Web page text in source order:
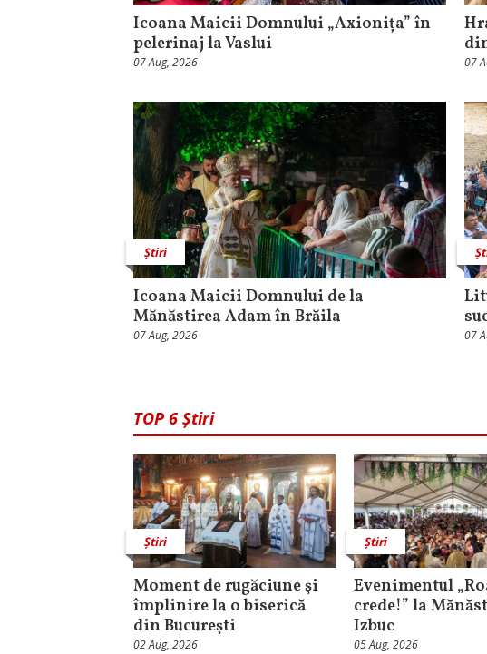
Icoana Maicii Domnului „Axionița” în
pelerinaj la Vaslui
07 Aug, 2026 07
Știri
Icoana Maicii Domnului de la
Mănăstirea Adam în Brăila
07 Aug, 2026 07
TOP 6 Știri
Știri
Moment de rugăciune şi
împlinire la o biserică
din Bucureşti
02 Aug, 2026
Știri
Evenimentul
crede!” la
Izbuc
05 Aug, 2026